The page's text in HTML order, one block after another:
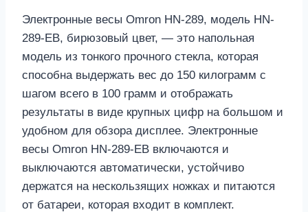
Электронные весы Omron HN-289, модель HN-
289-EB, бирюзовый цвет, — это напольная
модель из тонкого прочного стекла, которая
способна выдержать вес до 150 килограмм с
шагом всего в 100 грамм и отображать
результаты в виде крупных цифр на большом и
удобном для обзора дисплее. Электронные
весы Omron HN-289-EB включаются и
выключаются автоматически, устойчиво
держатся на нескользящих ножках и питаются
от батареи, которая входит в комплект.